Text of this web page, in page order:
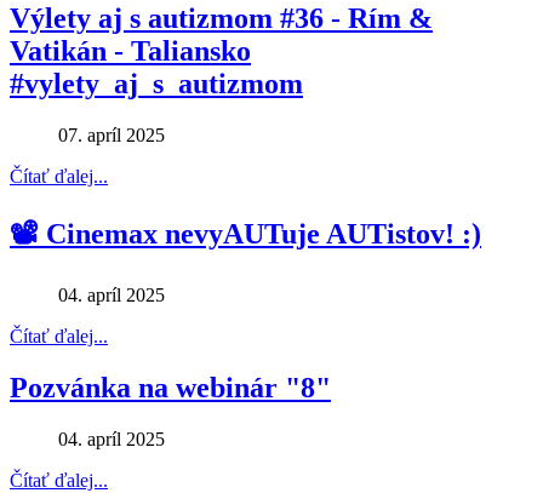
Výlety aj s autizmom #36 - Rím &
Vatikán - Taliansko
#vylety_aj_s_autizmom
07. apríl 2025
Čítať ďalej...
📽 Cinemax nevyAUTuje AUTistov! :)
04. apríl 2025
Čítať ďalej...
Pozvánka na webinár "8"
04. apríl 2025
Čítať ďalej...